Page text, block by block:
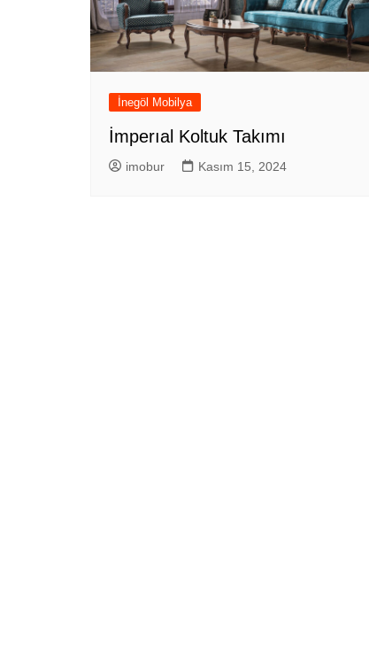
İnegöl Mobilya
İmperıal Koltuk Takımı
imobur Kasım 15, 2024